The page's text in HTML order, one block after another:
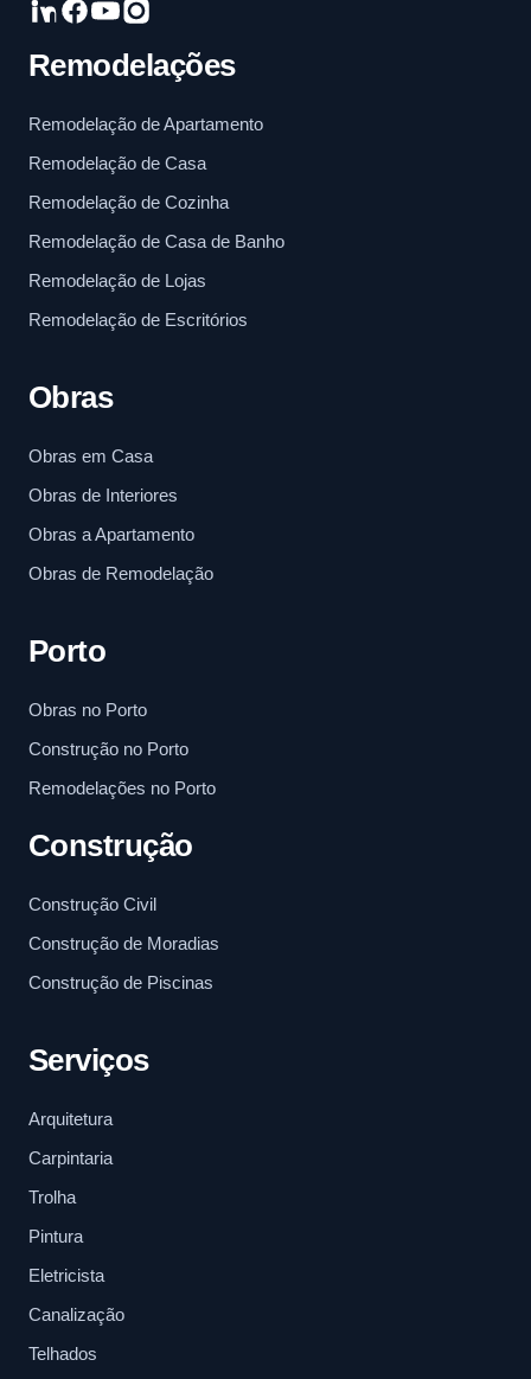
Remodelações
Remodelação de Apartamento
Remodelação de Casa
Remodelação de Cozinha
Remodelação de Casa de Banho
Remodelação de Lojas
Remodelação de Escritórios
Obras
Obras em Casa
Obras de Interiores
Obras a Apartamento
Obras de Remodelação
Porto
Obras no Porto
Construção no Porto
Remodelações no Porto
Construção
Construção Civil
Construção de Moradias
Construção de Piscinas
Serviços
Arquitetura
Carpintaria
Trolha
Pintura
Eletricista
Canalização
Telhados